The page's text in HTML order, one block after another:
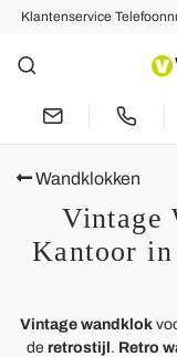
Klantenservice
Wandklokken
Vintage
Kantoor
Vintage wandklok
de retrostijl. Retro